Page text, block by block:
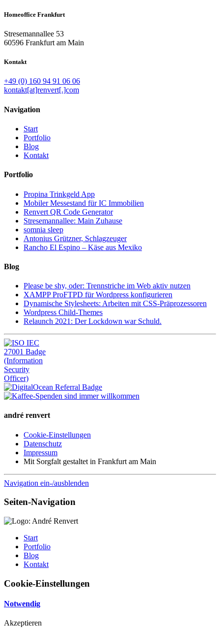
Homeoffice Frankfurt
Stresemannallee 53
60596 Frankfurt am Main
Kontakt
+49 (0) 160 94 91 06 06
kontakt[at]renvert[.]com
Navigation
Start
Portfolio
Blog
Kontakt
Portfolio
Propina Trinkgeld App
Mobiler Messestand für IC Immobilien
Renvert QR Code Generator
Stresemannallee: Main Zuhause
somnia sleep
Antonius Grützner, Schlagzeuger
Rancho El Espino – Käse aus Mexiko
Blog
Please be shy, oder: Trennstriche im Web aktiv nutzen
XAMPP ProFTPD für Wordpress konfigurieren
Dynamische Stylesheets: Arbeiten mit CSS-Präprozessoren
Wordpress Child-Themes
Relaunch 2021: Der Lockdown war Schuld.
andré renvert
Cookie-Einstellungen
Datenschutz
Impressum
Mit Sorgfalt gestaltet in Frankfurt am Main
Navigation ein-/ausblenden
Seiten-Navigation
Start
Portfolio
Blog
Kontakt
Cookie-Einstellungen
Notwendig
Akzeptieren